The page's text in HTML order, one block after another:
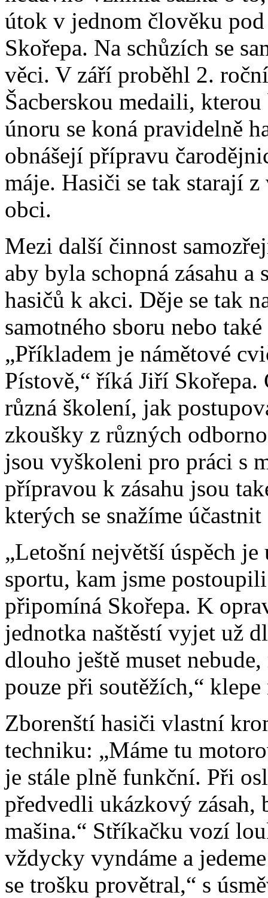
útok v jednom člověku
Skořepa. Na schůzích se
věci. V září proběhl 2.
Šacberskou medaili,
únoru se koná pravidelně
obnášejí přípravu
máje. Hasiči se tak starají
obci.
Mezi další činnost
aby byla schopná zásahu
hasičů k akci. Děje se tak
samotného sboru nebo
„Příkladem je námětové
Pístově,“ říká Jiří
různá školení, jak
zkoušky z různých
jsou vyškoleni pro práci s
přípravou k zásahu jsou
kterých se snažíme
„Letošní největší úspěch
sportu, kam jsme
připomíná Skořepa. K
jednotka naštěstí vyjet už
dlouho ještě muset
pouze při soutěžích,“
Zborenští hasiči vlastní
techniku: „Máme tu
je stále plně funkční. Při
předvedli ukázkový zásah,
mašina.“ Stříkačku vozí
vždycky vyndáme a
se trošku provětral,“ s